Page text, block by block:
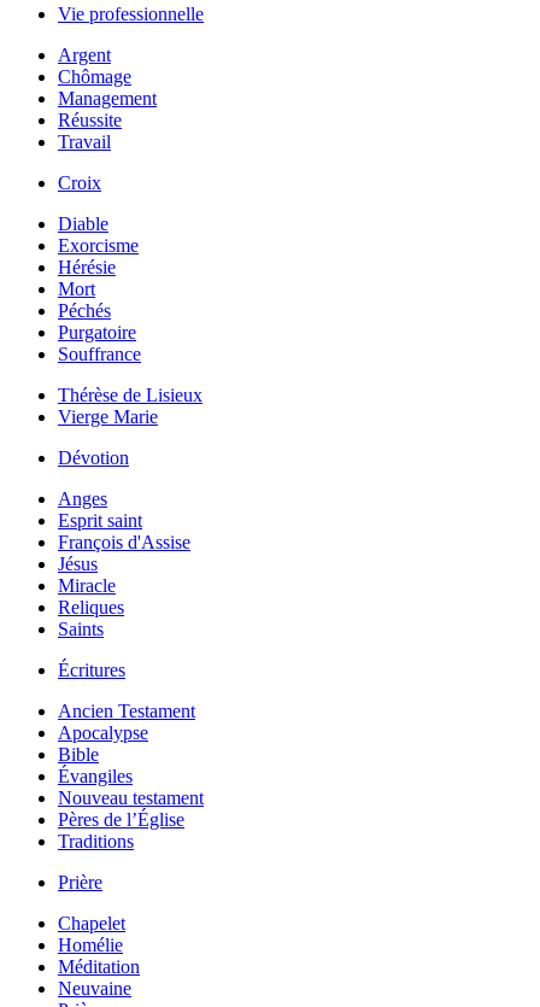
Vie professionnelle
Argent
Chômage
Management
Réussite
Travail
Croix
Diable
Exorcisme
Hérésie
Mort
Péchés
Purgatoire
Souffrance
Thérèse de Lisieux
Vierge Marie
Dévotion
Anges
Esprit saint
François d'Assise
Jésus
Miracle
Reliques
Saints
Écritures
Ancien Testament
Apocalypse
Bible
Évangiles
Nouveau testament
Pères de l’Église
Traditions
Prière
Chapelet
Homélie
Méditation
Neuvaine